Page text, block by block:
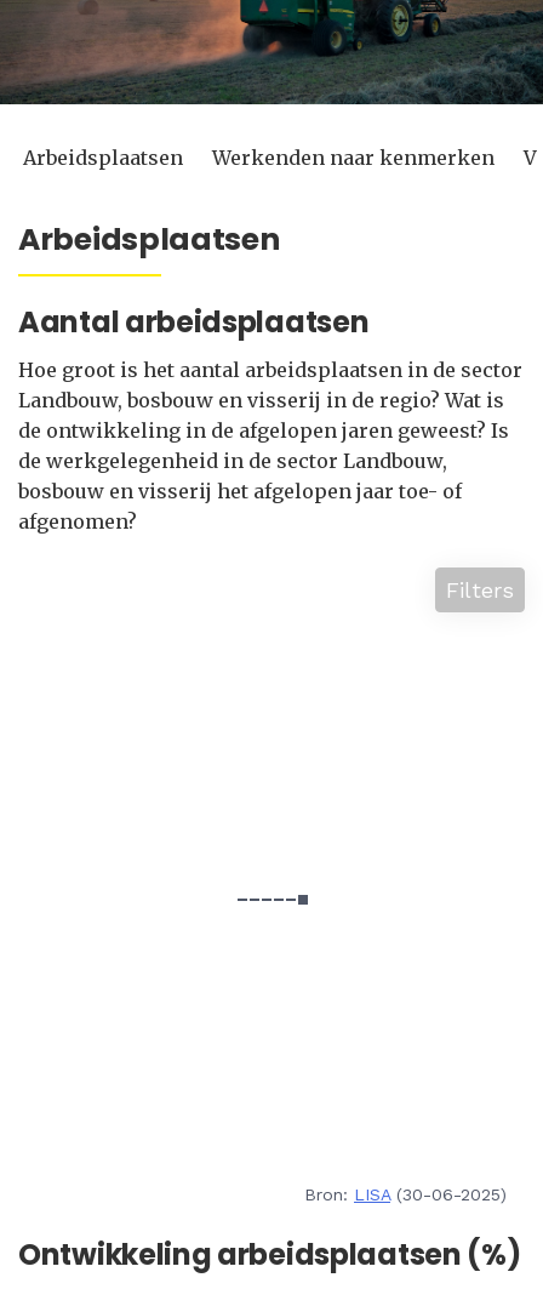
Arbeidsplaatsen Werkenden naar kenmerken
Arbeidsplaatsen
Aantal arbeidsplaatsen
Hoe groot is het aantal arbeidsplaatsen in de sector
Landbouw, bosbouw en visserij in de regio? Wat is
de ontwikkeling in de afgelopen jaren geweest? Is
de werkgelegenheid in de sector Landbouw,
bosbouw en visserij het afgelopen jaar toe- of
afgenomen?
Filters
Bron: LISA(30-06-2025)
Ontwikkeling arbeidsplaatsen (%)